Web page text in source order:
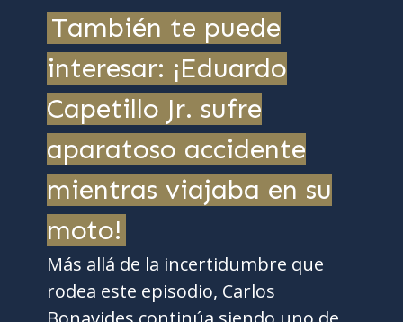
También te puede
interesar: ¡Eduardo
Capetillo Jr. sufre
aparatoso accidente
mientras viajaba en su
moto!
Más allá de la incertidumbre que
rodea este episodio, Carlos